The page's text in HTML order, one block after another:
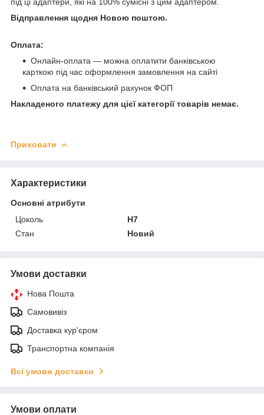
Відправлення щодня Новою поштою.
Оплата:
Онлайн-оплата — можна оплатити банківською
карткою під час оформлення замовлення на сайті
Оплата на банківський рахунок ФОП
Накладеного платежу для цієї категорії товарів немає.
Приховати
Характеристики
Основні атрибути
Цоколь
H7
Стан
Новий
Умови доставки
Нова Пошта
Самовивіз
Доставка кур'єром
Транспортна компанія
Всі умови доставки
Умови оплати